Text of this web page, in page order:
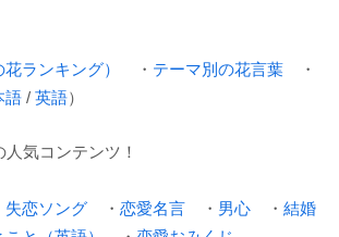
ランキング） ・ テーマ別の花言葉 ・
語 / 英語）
気コンテンツ！
失恋ソング ・ 恋愛名言 ・ 男心 ・ 結婚